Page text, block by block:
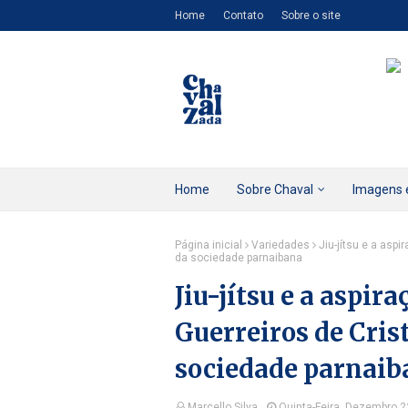
Home Contato Sobre o site
Home Sobre Chaval Imagens
Página inicial Variedades
Jiu-jítsu e a
da sociedade parnaibana
Jiu-jítsu e a
Guerreiros de
sociedade